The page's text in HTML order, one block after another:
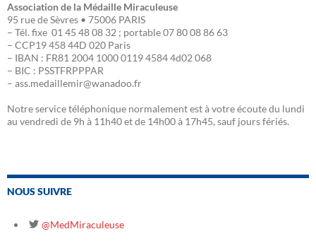
Association de la Médaille Miraculeuse
95 rue de Sèvres • 75006 PARIS
– Tél. fixe 01 45 48 08 32 ; portable 07 80 08 86 63
– CCP19 458 44D 020 Paris
– IBAN : FR81 2004 1000 0119 4584 4d02 068
– BIC : PSSTFRPPPAR
– ass.medaillemir@wanadoo.fr
Notre service téléphonique normalement est à votre écoute du lundi
au vendredi de 9h à 11h40 et de 14h00 à 17h45, sauf jours fériés.
NOUS SUIVRE
@MedMiraculeuse